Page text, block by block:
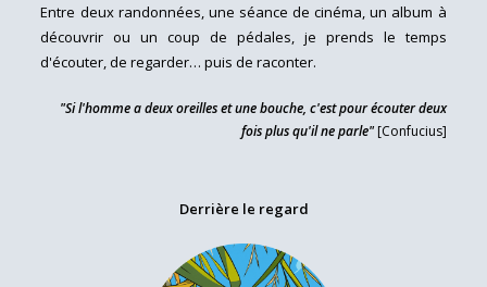
Entre deux randonnées, une séance de cinéma, un album à
découvrir ou un coup de pédales, je prends le temps
d'écouter, de regarder… puis de raconter.
"Si l'homme a deux oreilles et une bouche, c'est pour écouter deux
fois plus qu'il ne parle"[Confucius]
Derrière le regard